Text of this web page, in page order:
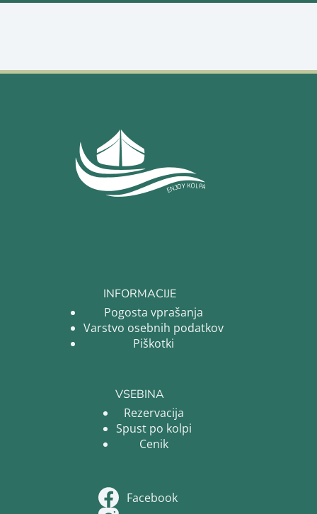
INFORMACIJE
Pogosta vprašanja
Varstvo osebnih podatkov
Piškotki
VSEBINA
Rezervacija
Spust po kolpi
Cenik
Facebook